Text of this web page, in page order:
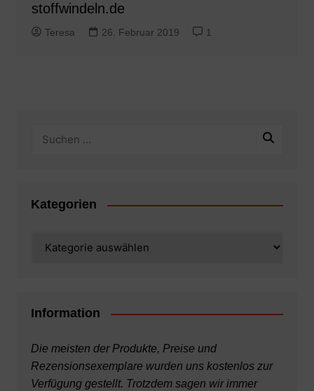
stoffwindeln.de
Teresa 26. Februar 2019 1
Kategorien
Information
Die meisten der Produkte, Preise und
Rezensionsexemplare wurden uns kostenlos zur
Verfügung gestellt. Trotzdem sagen wir immer